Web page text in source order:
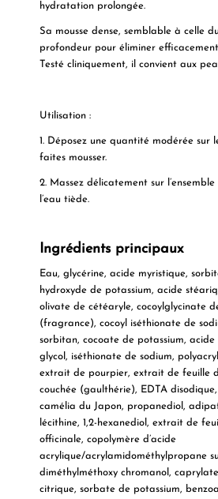
hydratation prolongée.
Sa mousse dense, semblable à celle
profondeur pour éliminer efficacement
Testé cliniquement, il convient aux
Utilisation :
1. Déposez une quantité modérée sur
faites mousser.
2. Massez délicatement sur
l’eau tiède.
Ingrédients principaux
Eau, glycérine, acide myristique,
hydroxyde de potassium, acide
olivate de cétéaryle, cocoylglycinate
(fragrance), cocoyl iséthionate de
sorbitan, cocoate de potassium, acide
glycol, iséthionate de sodium,
extrait de pourpier, extrait de feuille
couchée (gaulthérie), EDTA
camélia du Japon, propanediol,
lécithine, 1,2-hexanediol, extrait de
officinale, copolymère d’acide
acrylique/acrylamidométhylpropane
diméthylméthoxy chromanol,
citrique, sorbate de potassium,